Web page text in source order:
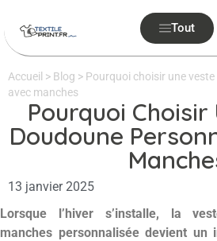
Tout
Accueil > Blog > Pourquoi choisir une
avec manches
Pourquoi Choisir
Doudoune
13 janvier 2025
Lorsque l’hiver s’installe, la
manches personnalisée devient un